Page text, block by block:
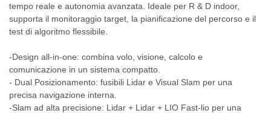
tempo reale e autonomia avanzata. Ideale per R & D indoor,
supporta il monitoraggio target, la pianificazione del percorso e il
test di algoritmo flessibile.
-Design all-in-one: combina volo, visione, calcolo e
comunicazione in un sistema compatto.
- Dual Posizionamento: fusibili Lidar e Visual Slam per una
precisa navigazione interna.
-Slam ad alta precisione: Lidar + Lidar + LIO Fast-lio per una